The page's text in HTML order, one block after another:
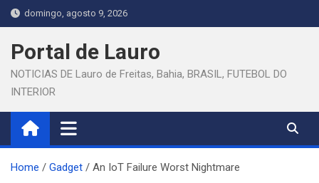
Skip
to
content
domingo, agosto 9, 2026
Portal de Lauro
NOTICIAS DE Lauro de Freitas, Bahia, BRASIL, FUTEBOL DO
INTERIOR
Home Gadget An IoT Failure Worst Nightmare